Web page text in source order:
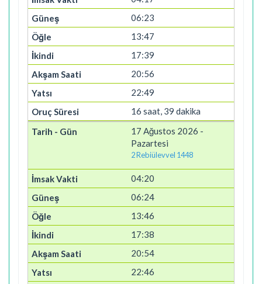
06:23
13:47
17:39
20:56
22:49
16 saat, 39 dakika
17 Ağustos 2026 -
Pazartesi
2 Rebiülevvel 1448
04:20
06:24
13:46
17:38
20:54
22:46